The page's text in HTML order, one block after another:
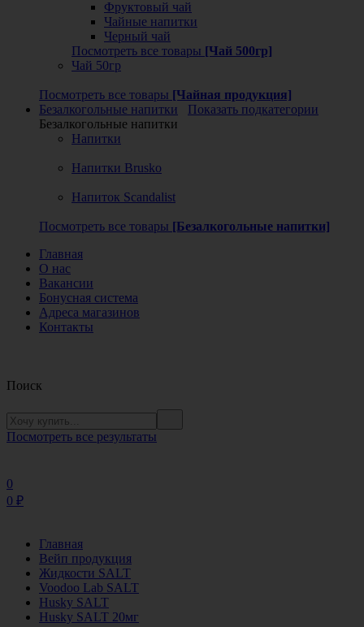
Фруктовый чай
Чайные напитки
Черный чай
Посмотреть все товары [Чай 500гр]
Чай 50гр
Посмотреть все товары [Чайная продукция]
Безалкогольные напитки
Показать подкатегории
Безалкогольные напитки
Напитки
Напитки Brusko
Напиток Scandalist
Посмотреть все товары [Безалкогольные напитки]
Главная
О нас
Вакансии
Бонусная система
Адреса магазинов
Контакты
Поиск
Посмотреть все результаты
0
0 ₽
Главная
Вейп продукция
Жидкости SALT
Voodoo Lab SALT
Husky SALT
Husky SALT 20мг